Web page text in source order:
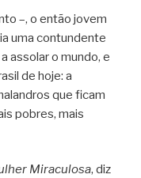
–, o então jovem
uma contundente
assolar o mundo, e
de hoje: a
que ficam
pobres, mais
Miraculosa, diz